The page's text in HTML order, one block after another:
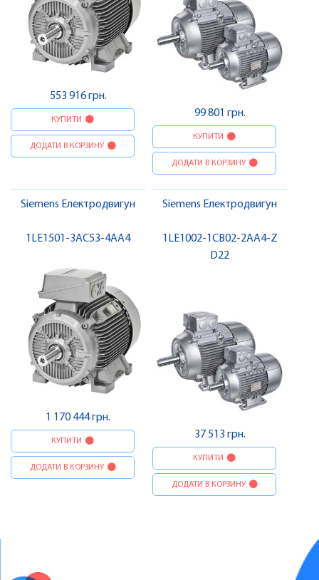
553 916 грн.
КУПИТИ
ДОДАТИ В КОРЗИНУ
99 801 грн.
КУПИТИ
ДОДАТИ В КОРЗИНУ
Siemens Електродвигун
1LE1501-3AC53-4AA4
1 170 444 грн.
КУПИТИ
ДОДАТИ В КОРЗИНУ
Siemens Електродвигун
1LE1002-1CB02-2AA4-Z
D22
37 513 грн.
КУПИТИ
ДОДАТИ В КОРЗИНУ